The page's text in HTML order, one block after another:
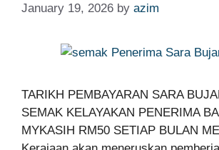
January 19, 2026 by azim
TARIKH PEMBAYARAN SARA
SEMAK KELAYAKAN PENERIMA
MYKASIH RM50 SETIAP BULAN